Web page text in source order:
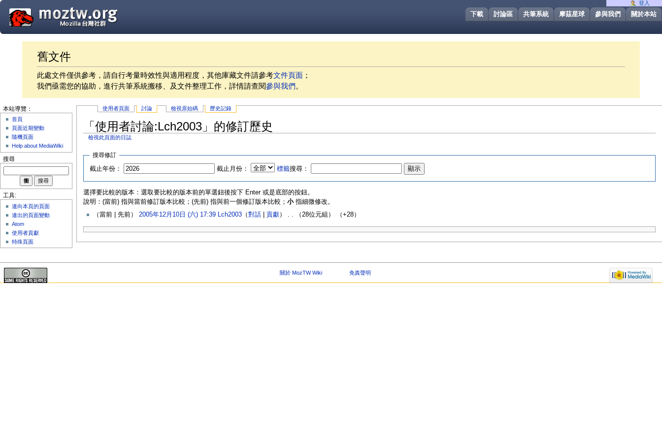
關於本站
參與我們
摩茲星球
共筆系統
討論區
下載
舊文件
此處文件僅供參考，請自行考量時效性與適用程度，其他庫藏文件請參考文件頁面 ；
我們亟需您的協助，進行共筆系統搬移、及文件整理工作，詳情請查閱參與我們。
使用者頁面 討論 檢視原始碼 歷史記錄
「使用者討論:Lch2003」的修訂歷史
檢視此頁面的日誌
搜尋修訂
截止年份： 截止月份： 標籤搜尋：
選擇要比較的版本：選取要比較的版本前的單選鈕後按下 Enter 或是底部的按鈕。
說明：(當前) 指與當前修訂版本比較；(先前) 指與前一個修訂版本比較； 小指細微修改。
（當前 | 先前）
2005年12月10日 (六) 17:39‎ Lch2003（對話| 貢獻） . . （28位元組） （+28）
登入
本站導覽：
首頁
頁面近期變動
隨機頁面
Help about MediaWiki
搜尋
工具:
連向本頁的頁面
連出的頁面變動
Atom
使用者貢獻
特殊頁面
關於 MozTW Wiki 免責聲明